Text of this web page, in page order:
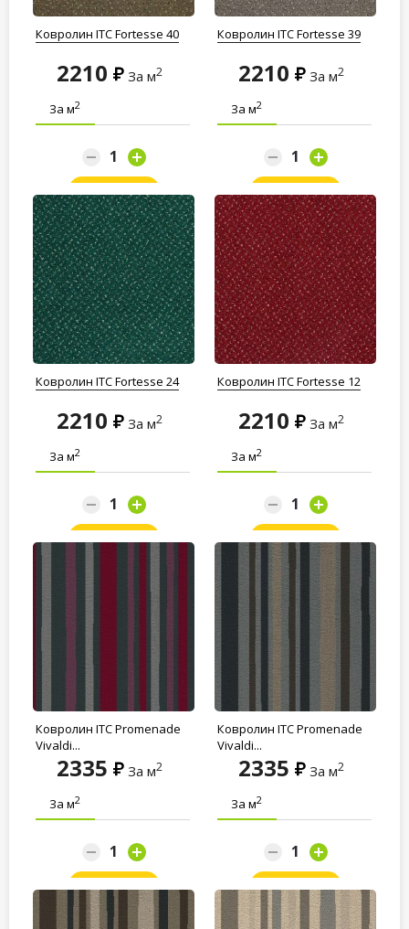
Ковролин ITC Fortesse 40
2210 За м2
За м2
Ковролин ITC Fortesse 39
2210 За м2
За м2
Ковролин ITC Fortesse 24
2210 За м2
За м2
Ковролин ITC Fortesse 12
2210 За м2
За м2
Ковролин ITC Promenade
Vivaldi...
2335 За м2
За м2
Ковролин ITC Promenade
Vivaldi...
2335 За м2
За м2